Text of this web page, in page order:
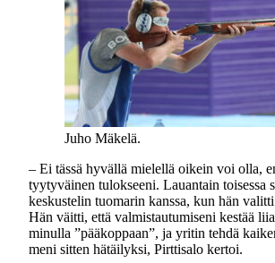
Juho Mäkelä.
– Ei tässä hyvällä mielellä oikein voi olla,
tyytyväinen tulokseeni. Lauantain toisessa
keskustelin tuomarin kanssa, kun hän
Hän väitti, että valmistautumiseni kestää
minulla ”pääkoppaan”, ja yritin tehdä
meni sitten hätäilyksi, Pirttisalo kertoi.